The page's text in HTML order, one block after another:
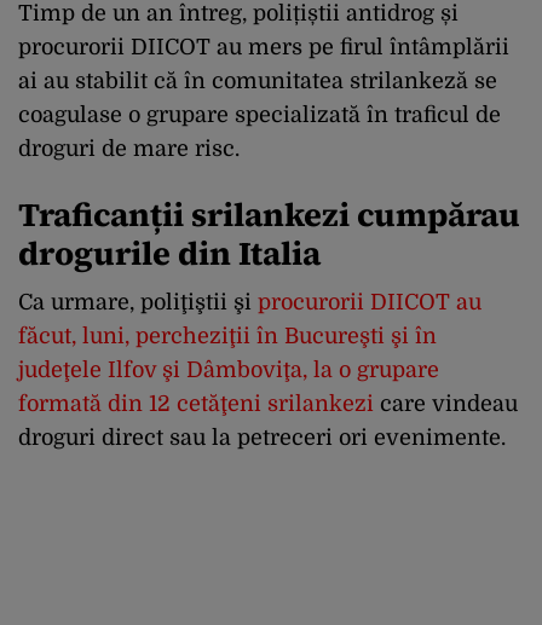
Timp de un an întreg, polițiștii antidrog și
procurorii DIICOT au mers pe firul întâmplării
ai au stabilit că în comunitatea strilankeză se
coagulase o grupare specializată în traficul de
droguri de mare risc.
Traficanții srilankezi cumpărau
drogurile din Italia
Ca urmare, poliţiştii şi procurorii DIICOT au
făcut, luni, percheziţii în Bucureşti şi în
judeţele Ilfov şi Dâmboviţa, la o grupare
formată din 12 cetăţeni srilankezi care vindeau
droguri direct sau la petreceri ori evenimente.